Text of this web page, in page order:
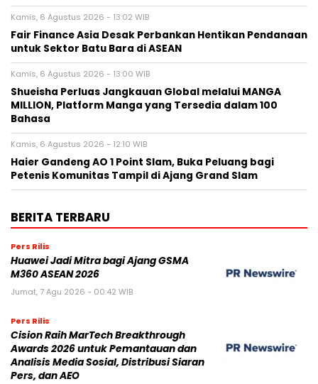
Kamis, 6 Agustus 2026 - 13:02 WIB
Fair Finance Asia Desak Perbankan Hentikan Pendanaan
untuk Sektor Batu Bara di ASEAN
Kamis, 6 Agustus 2026 - 13:00 WIB
Shueisha Perluas Jangkauan Global melalui MANGA
MILLION, Platform Manga yang Tersedia dalam 100
Bahasa
Kamis, 6 Agustus 2026 - 12:10 WIB
Haier Gandeng AO 1 Point Slam, Buka Peluang bagi
Petenis Komunitas Tampil di Ajang Grand Slam
BERITA TERBARU
Pers Rilis
Huawei Jadi Mitra bagi Ajang GSMA
M360 ASEAN 2026
Jumat, 7 Agu 2026 - 00:42 WIB
Pers Rilis
Cision Raih MarTech Breakthrough
Awards 2026 untuk Pemantauan dan
Analisis Media Sosial, Distribusi Siaran
Pers, dan AEO